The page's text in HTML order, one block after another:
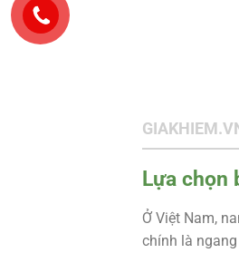
Lựa chọn
Ở Việt Nam,
chính là